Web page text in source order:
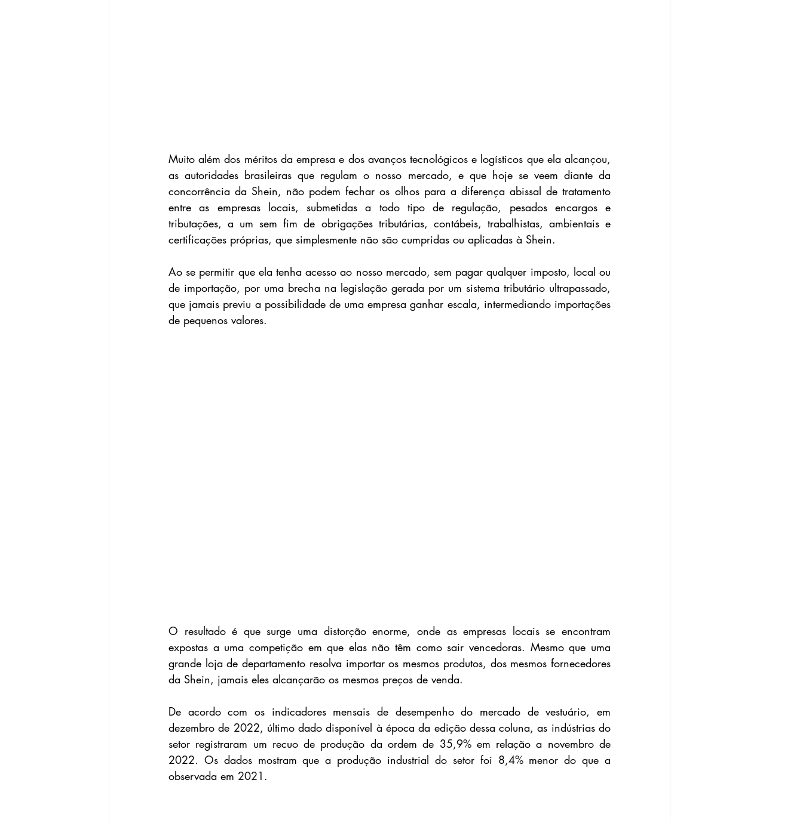
Muito além dos méritos da empresa e dos avanços tecnológicos e logísticos que ela alcançou,
as autoridades brasileiras que regulam o nosso mercado, e que hoje se veem diante da
concorrência da Shein, não podem fechar os olhos para a diferença abissal de tratamento
entre as empresas locais, submetidas a todo tipo de regulação, pesados encargos e
tributações, a um sem fim de obrigações tributárias, contábeis, trabalhistas, ambientais e
certificações próprias, que simplesmente não são cumpridas ou aplicadas à Shein.
Ao se permitir que ela tenha acesso ao nosso mercado, sem pagar qualquer imposto, local ou
de importação, por uma brecha na legislação gerada por um sistema tributário ultrapassado,
que jamais previu a possibilidade de uma empresa ganhar escala, intermediando importações
de pequenos valores.
O resultado é que surge uma distorção enorme, onde as empresas locais se encontram
expostas a uma competição em que elas não têm como sair vencedoras. Mesmo que uma
grande loja de departamento resolva importar os mesmos produtos, dos mesmos fornecedores
da Shein, jamais eles alcançarão os mesmos preços de venda.
De acordo com os indicadores mensais de desempenho do mercado de vestuário, em
dezembro de 2022, último dado disponível à época da edição dessa coluna, as indústrias do
setor registraram um recuo de produção da ordem de 35,9% em relação a novembro de
2022. Os dados mostram que a produção industrial do setor foi 8,4% menor do que a
observada em 2021.